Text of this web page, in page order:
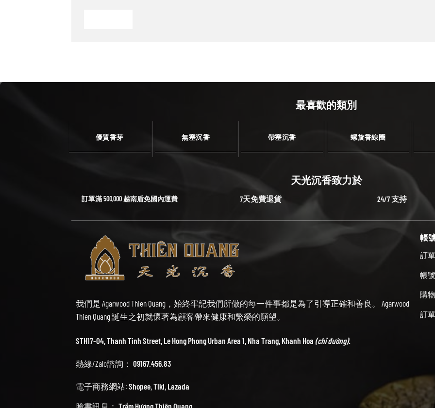
最喜歡的類別
優質香芽 無塞沉香 帶塞沉香 螺旋香線圈
天光沉香致力於
訂單滿 500,000 越南盾免國內運費 7天免費退貨 24/7 支持
我們是 Agarwood Thien Quang，始終牢記我們所做的每一件事都是為了引導正確和善良。 Agarwood
Thien Quang 誕生之初就懷著為顧客帶來健康和繁榮的願望。
STH17-04, Thanh Tinh Street, Le Hong Phong Urban Area 1, Nha Trang, Khanh Hoa (chỉ đường).
熱線/Zalo諮詢： 09167.456.83
電子商務網站: Shopee,Tiki, Lazada
臉書訊息： Trầm Hương Thiên Quang
帳
訂單
帳號
購
訂